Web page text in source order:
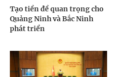
Tạo tiền đề quan trọng cho
Quảng Ninh và Bắc Ninh
phát triển